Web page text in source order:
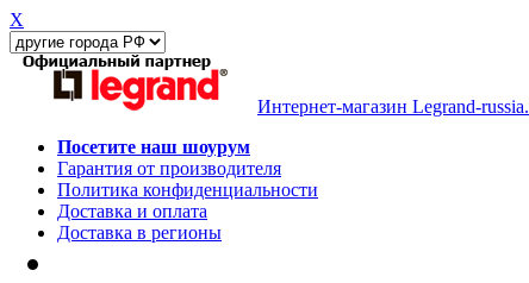
X
Интернет-магазин Legrand-
Посетите наш шоурум
Гарантия от производителя
Политика конфиденциальности
Доставка и оплата
Доставка в регионы